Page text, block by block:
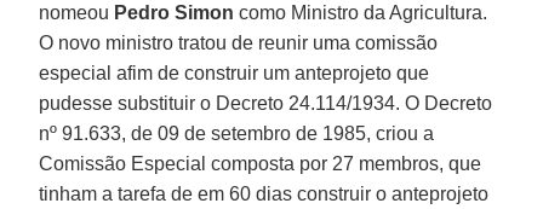
nomeou Pedro Simon como Ministro da Agricultura.
O novo ministro tratou de reunir uma comissão
especial afim de construir um anteprojeto que
pudesse substituir o Decreto 24.114/1934. O Decreto
nº 91.633, de 09 de setembro de 1985, criou a
Comissão Especial composta por 27 membros, que
tinham a tarefa de em 60 dias construir o anteprojeto